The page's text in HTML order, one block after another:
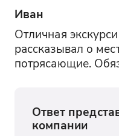
Иван
Отличная
рассказывал о
потрясающие.
Ответ
компании